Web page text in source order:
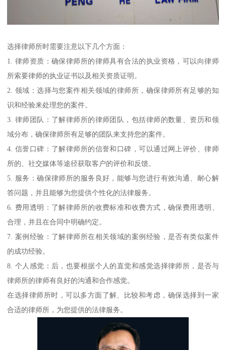
选择律师所时需要注意以下几个方面：
1. 律师资质：确保律师所的律师具有合法的执业资格，可以向律师
所索要律师的执业证书以及相关资质证明。
2. 领域：选择与您案件相关领域的律师所，确保律师所有足够的知
识和经验来处理您的案件。
3. 律师团队：了解律师所的律师团队，包括律师的数量、资历和领
域分布，确保律师所有足够的团队来支持您的案件。
4. 信誉口碑：了解律师所的信誉和口碑，可以通过网上评价、律师
所的、社交媒体等途径获取客户的评价和反馈。
5. 服务：确保律师所的服务良好，能够与您进行有效沟通、耐心解
答问题，并且能够为您提供个性化的法律服务。
6. 费用透明：了解律师所的收费标准和收费方式，确保费用透明、
合理，并且在合同中明确约定。
7. 案例经验：了解律师所在相关领域的案例经验，是否有类似案件
的成功经验。
8. 个人感觉：后，也要根据个人的直觉和感觉选择律师所，是否与
律师所的律师有良好的沟通和合作感觉。
在选择律师所时，可以多方面了解、比较和考虑，确保选择到一家
合适的律师所，为您提供的法律服务。